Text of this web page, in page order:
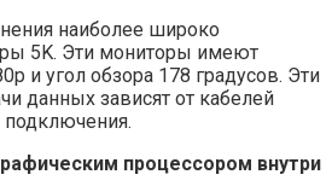
наиболее широко
5K. Эти мониторы имеют
и угол обзора 178 градусов. Эти
данных зависят от кабелей
подключения.
процессором внутри